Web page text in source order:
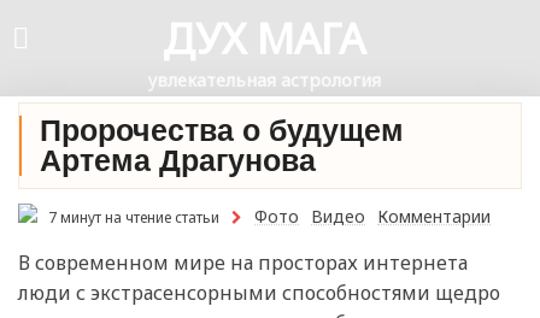
ДУХ МАГА
увлекательная астрология
Пророчества о будущем
Артема Драгунова
7 минут на чтение статьи Фото Видео Комментарии
В современном мире на просторах интернета
люди с экстрасенсорными способностями щедро